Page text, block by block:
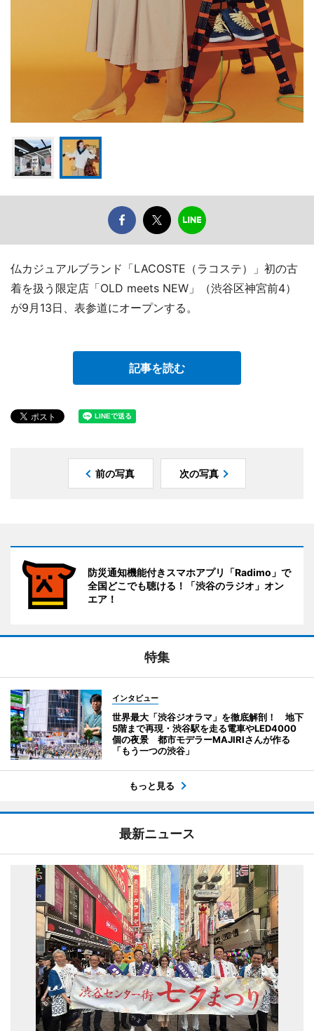
仏カジュアルブランド「LACOSTE（ラコステ）」初の古
着を扱う限定店「OLD meets NEW」（渋谷区神宮前4）
が9月13日、表参道にオープンする。
記事を読む
前の写真 次の写真
防災通知機能付きスマホアプリ「Radimo」で
全国どこでも聴ける！「渋谷のラジオ」オン
エア！
特集
インタビュー
世界最大「渋谷ジオラマ」を徹底解剖！ 地下
5階まで再現・渋谷駅を走る電車やLED4000
個の夜景 都市モデラーMAJIRIさんが作る
「もう一つの渋谷」
もっと見る
最新ニュース